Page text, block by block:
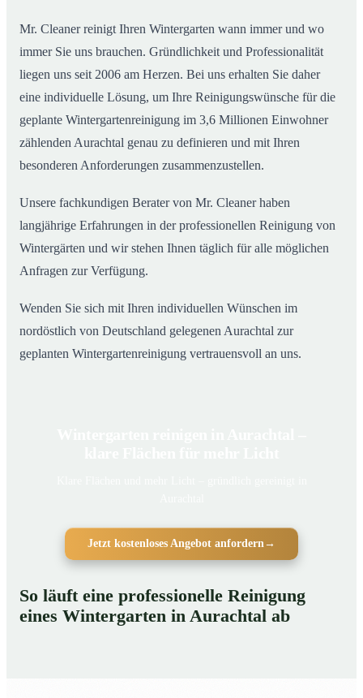
Mr. Cleaner reinigt Ihren Wintergarten wann immer und wo
immer Sie uns brauchen. Gründlichkeit und Professionalität
liegen uns seit 2006 am Herzen. Bei uns erhalten Sie daher
eine individuelle Lösung, um Ihre Reinigungswünsche für die
geplante Wintergartenreinigung im 3,6 Millionen Einwohner
zählenden Aurachtal genau zu definieren und mit Ihren
besonderen Anforderungen zusammenzustellen.
Unsere fachkundigen Berater von Mr. Cleaner haben
langjährige Erfahrungen in der professionellen Reinigung von
Wintergärten und wir stehen Ihnen täglich für alle möglichen
Anfragen zur Verfügung.
Wenden Sie sich mit Ihren individuellen Wünschen im
nordöstlich von Deutschland gelegenen Aurachtal zur
geplanten Wintergartenreinigung vertrauensvoll an uns.
Jetzt kostenloses Angebot anfordern→
So läuft eine professionelle Reinigung
eines Wintergarten in Aurachtal ab